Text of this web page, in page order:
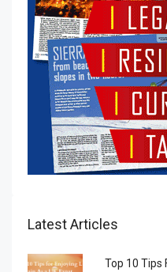
Latest Articles
Top 10 Tips